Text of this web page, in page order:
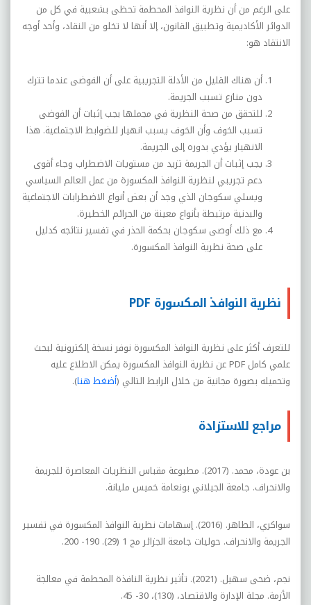
على الرغم من أن نظرية النوافذ المحطمة تحظى بشعبية في كل من
الدوائر الأكاديمية وتطبيق القانون، إلا أنها لا تخلو من النقاد، وأحد أوجه
الانتقاد هو:
أن هناك القليل من الأدلة التجريبية على أن الفوضى عندما تترك
دون منازع تسبب الجريمة.
للتحقق من صحة النظرية في مجملها بجب إثبات أن الفوضى
تسبب الخوف وأن الخوف يسبب انهيار للضوابط الاجتماعية. هذا
الانهيار يؤدي بدوره إلى الجريمة.
يجب إثبات أن الجريمة تزيد من مستويات الاضطراب وجاء أقوى
دعم تجريبي لنظرية النوافذ المكسورة من عمل العالم السياسي
ويسلي سكوجان الذي وجد أن بعض أنواع الاضطرابات الاجتماعية
والبدنية مرتبطة بأنواع معينة من الجرائم الخطيرة.
مع ذلك أوصى سكوجان بحكمة الحذر في تفسير نتائجه كدليل
على صحة نظرية النوافذ المكسورة.
نظرية النوافذ المكسورة PDF
للتعرف أكثر على نظرية النوافذ المكسورة نوفر نسخة إلكترونية لبحث
علمي كامل PDFعن نظرية النوافذ المكسورة يمكن الاطلاع عليه
وتحميله بصورة مجانية من خلال الرابط التالي (أضغط هنا).
مراجع للاستزادة
بن عودة، محمد. (2017). مطبوعة مقباس النظريات المعاصرة للجريمة
والانحراف. جامعة الجيلاني بونعامة خميس مليانة.
سواكري، الطاهر. (2016). إسهامات نظرية النوافذ المكسورة في تفسير
الجريمة والانحراف. حوليات جامعة الجزائر مج 1 (29). 190- 200.
نجم، ضحى سهيل. (2021). تأثير نظرية النافذة المحطمة في معالجة
الأزمة. مجلة الإدارة والاقتصاد، (130)، 30- 45.